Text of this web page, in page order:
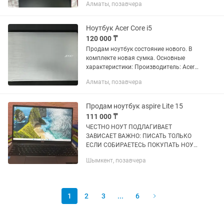
Алматы, позавчера
Ноутбук Acer Core i5
120 000 ₸
Продам ноутбук состояние нового. В
комплекте новая сумка. Основные
характеристики: Производитель: Acer
intel Core i5-7200U Количество ядер
Алматы, позавчера
Продам ноутбук aspire Lite 15
111 000 ₸
ЧЕСТНО НОУТ ПОДЛАГИВАЕТ
ЗАВИСАЕТ ВАЖНО: ПИСАТЬ ТОЛЬКО
ЕСЛИ СОБИРАЕТЕСЬ ПОКУПАТЬ НОУТ
для игры и тд не тянет Ноутбук
Шымкент, позавчера
1 2 3 ... 6